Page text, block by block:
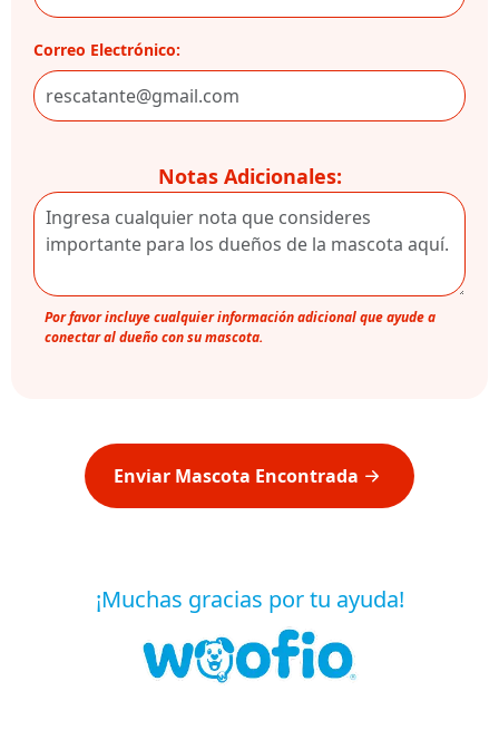
Correo Electrónico:
Notas Adicionales:
Por favor incluye cualquier información adicional que ayude a
conectar al dueño con su mascota.
Enviar Mascota Encontrada
¡Muchas gracias por tu ayuda!